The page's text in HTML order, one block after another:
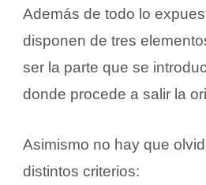
Además de todo lo
disponen de tres
ser la parte que se
donde procede a salir la
Asimismo no hay que
distintos criterios: